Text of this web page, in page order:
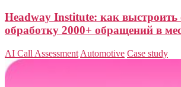
Headway Institute: как выстроить
обработку 2000+ обращений в
AI Call Assessment Automotive Case study